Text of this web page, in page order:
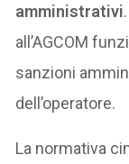
amministrativi
all’AGCOM
sanzioni
dell’operatore.
La normativa